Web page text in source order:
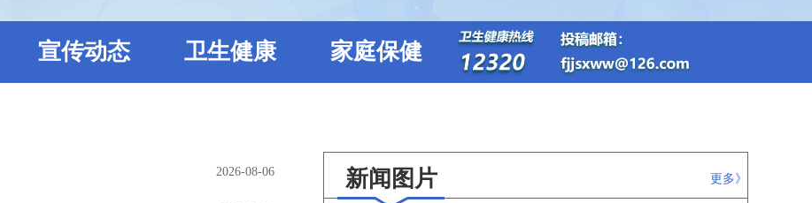
宣传动态 卫生健康 家庭保健
2026-08-06 新闻图片 更多》